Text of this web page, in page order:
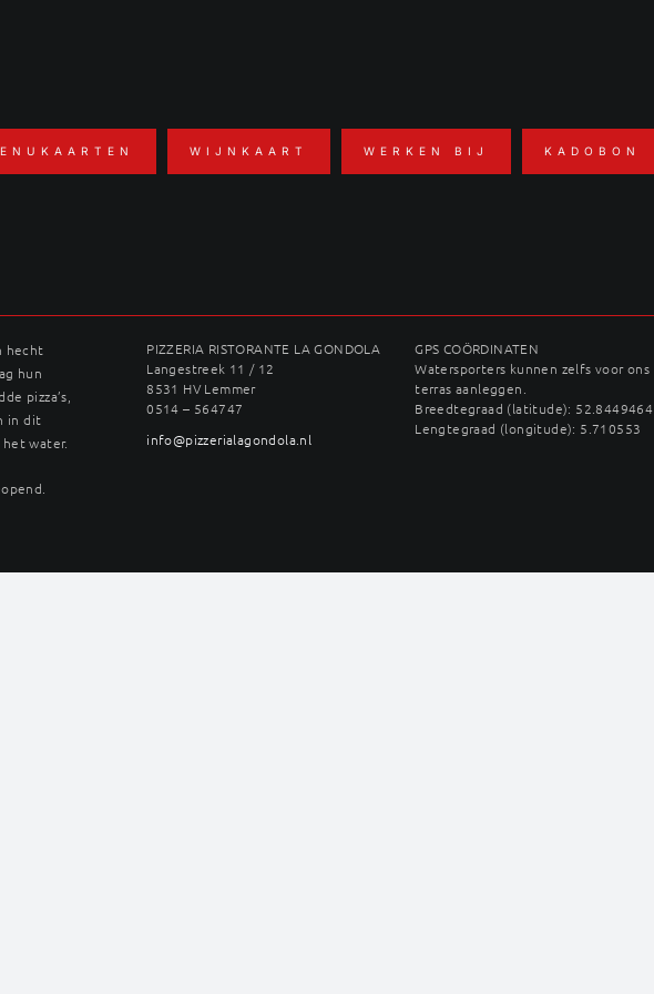
WIJNKAART WERKEN BIJ KADOBON
hecht
hun
pizza’s,
in dit
water.
PIZZERIA RISTORANTE LA GONDOLA
Langestreek 11 / 12
8531 HV Lemmer
0514 – 564747
info@pizzerialagondola.nl
GPS COÖRDINATEN
Watersporters kunnen zelfs voor ons
terras aanleggen.
Breedtegraad (latitude): 52.8449464
Lengtegraad (longitude): 5.710553